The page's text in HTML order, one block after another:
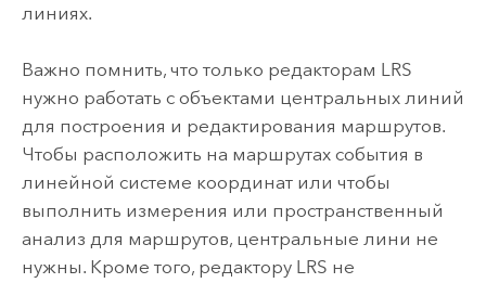
линиях.
Важно помнить, что только редакторам LRS
нужно работать с объектами центральных линий
для построения и редактирования маршрутов.
Чтобы расположить на маршрутах события в
линейной системе координат или чтобы
выполнить измерения или пространственный
анализ для маршрутов, центральные лини не
нужны. Кроме того, редактору LRS не